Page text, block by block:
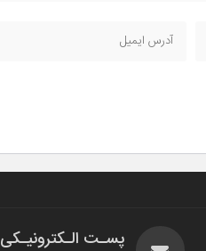
پسـت الـکترونیـکی